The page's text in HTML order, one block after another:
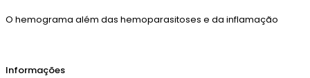
O hemograma além das hemoparasitoses e da inflamação
Informações